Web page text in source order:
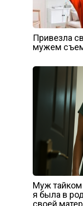
Привезла
мужем
Муж тайком
я была в
своей